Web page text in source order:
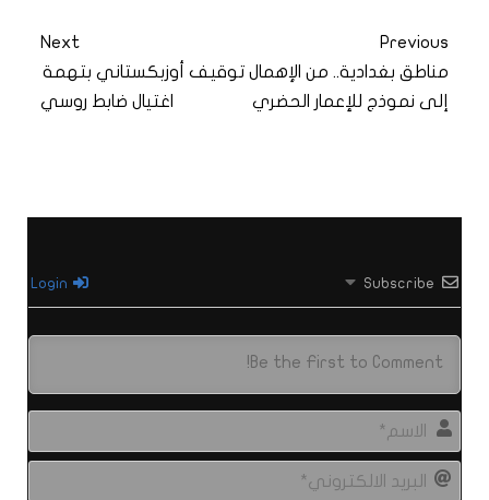
Previous
مناطق بغدادية.. من الإهمال
إلى نموذج للإعمار الحضري
Next
توقيف أوزبكستاني بتهمة
اغتيال ضابط روسي
Subscribe